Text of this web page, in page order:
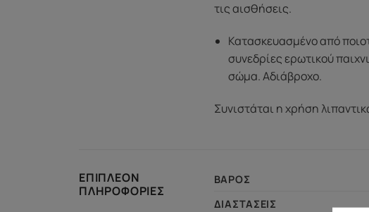
τις αισθήσεις.
Κατασκευασμένο από
συνεδρίες ερωτικού
σώμα. Αδιάβροχο.
Συνιστάται η χρήση
ΕΠΙΠΛΈΟΝ
ΠΛΗΡΟΦΟΡΊΕΣ
ΒΆΡΟΣ
ΔΙΑΣΤΆΣΕΙΣ